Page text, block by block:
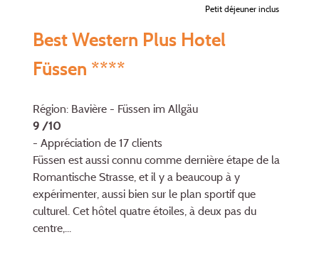
Petit déjeuner inclus
Best Western Plus Hotel
Füssen ****
Région: Bavière - Füssen im Allgäu
9 /10
- Appréciation de 17 clients
Füssen est aussi connu comme dernière étape de la
Romantische Strasse, et il y a beaucoup à y
expérimenter, aussi bien sur le plan sportif que
culturel. Cet hôtel quatre étoiles, à deux pas du
centre,...